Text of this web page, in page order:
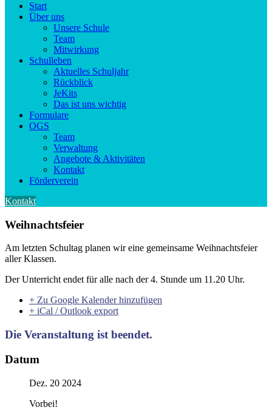
Start
Über uns
Unsere Schule
Team
Mitwirkung
Schulleben
Aktuelles Schuljahr
Rückblick
JeKits
Das ist uns wichtig
Formulare
OGS
Team
Verwaltung
Angebote & Aktivitäten
Kontakt
Förderverein
Kontakt
Weihnachtsfeier
Am letzten Schultag planen wir eine gemeinsame Weihnachtsfeier
aller Klassen.
Der Unterricht endet für alle nach der 4. Stunde um 11.20 Uhr.
+ Zu Google Kalender hinzufügen
+ iCal / Outlook export
Die Veranstaltung ist beendet.
Datum
Dez. 20 2024
Vorbei!